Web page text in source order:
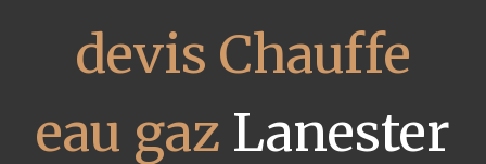
devis Chauffe
eau gaz Lanester